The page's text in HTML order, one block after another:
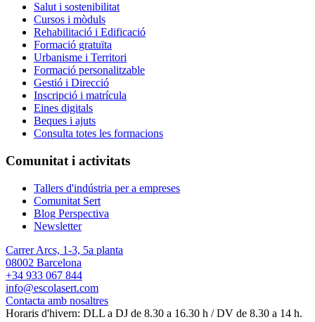
Salut i sostenibilitat
Cursos i mòduls
Rehabilitació i Edificació
Formació gratuïta
Urbanisme i Territori
Formació personalitzable
Gestió i Direcció
Inscripció i matrícula
Eines digitals
Beques i ajuts
Consulta totes les formacions
Comunitat i activitats
Tallers d'indústria per a empreses
Comunitat Sert
Blog Perspectiva
Newsletter
Carrer Arcs, 1-3, 5a planta
08002 Barcelona
+34 933 067 844
info@escolasert.com
Contacta amb nosaltres
Horaris d'hivern: DLL a DJ de 8.30 a 16.30 h / DV de 8.30 a 14 h.